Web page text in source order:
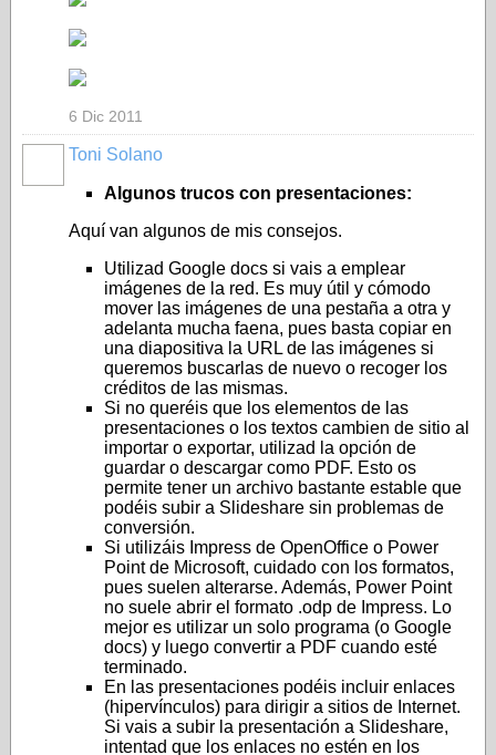
6 Dic 2011
Toni Solano
Algunos trucos con presentaciones:
Aquí van algunos de mis consejos.
Utilizad Google docs si vais a emplear
imágenes de la red. Es muy útil y cómodo
mover las imágenes de una pestaña a otra y
adelanta mucha faena, pues basta copiar en
una diapositiva la URL de las imágenes si
queremos buscarlas de nuevo o recoger los
créditos de las mismas.
Si no queréis que los elementos de las
presentaciones o los textos cambien de sitio al
importar o exportar, utilizad la opción de
guardar o descargar como PDF. Esto os
permite tener un archivo bastante estable que
podéis subir a Slideshare sin problemas de
conversión.
Si utilizáis Impress de OpenOffice o Power
Point de Microsoft, cuidado con los formatos,
pues suelen alterarse. Además, Power Point
no suele abrir el formato .odp de Impress. Lo
mejor es utilizar un solo programa (o Google
docs) y luego convertir a PDF cuando esté
terminado.
En las presentaciones podéis incluir enlaces
(hipervínculos) para dirigir a sitios de Internet.
Si vais a subir la presentación a Slideshare,
intentad que los enlaces no estén en los